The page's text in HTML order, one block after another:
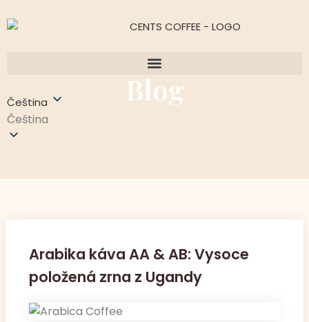
Čeština
Čeština
Blog
Arabika káva AA & AB: Vysoce
položená zrna z Ugandy